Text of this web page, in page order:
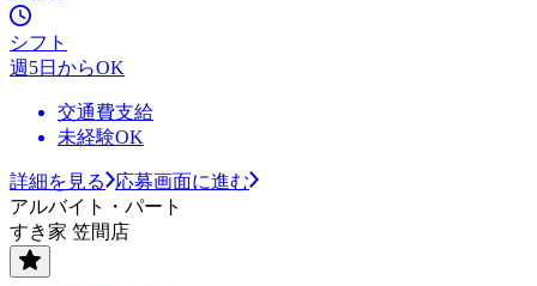
シフト
週5日からOK
交通費支給
未経験OK
詳細を見る
応募画面に進む
アルバイト・パート
すき家 笠間店